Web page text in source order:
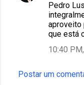
Pedro
aproveito
que está
10:40
Postar um